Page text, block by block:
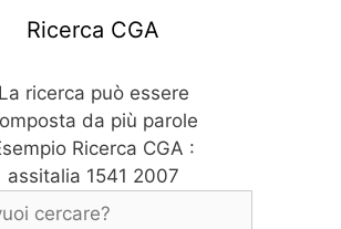
Ricerca CGA
La ricerca può essere
da più parole
Ricerca CGA :
assitalia 1541 2007